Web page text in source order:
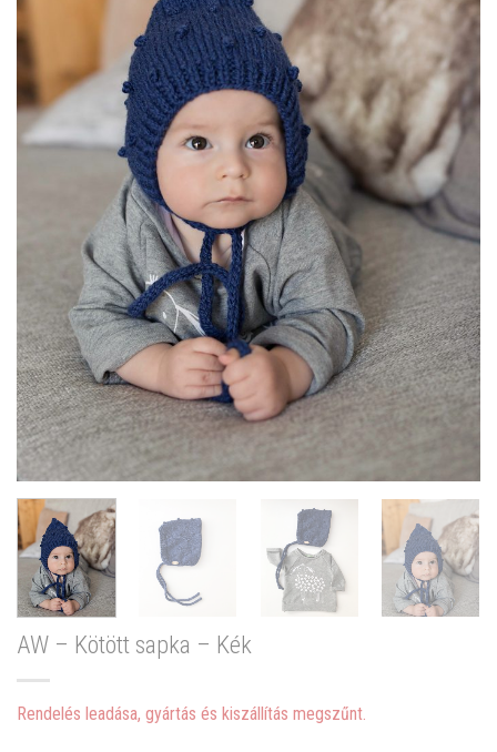
AW – Kötött sapka – Kék
Rendelés leadása, gyártás és kiszállítás megszűnt.